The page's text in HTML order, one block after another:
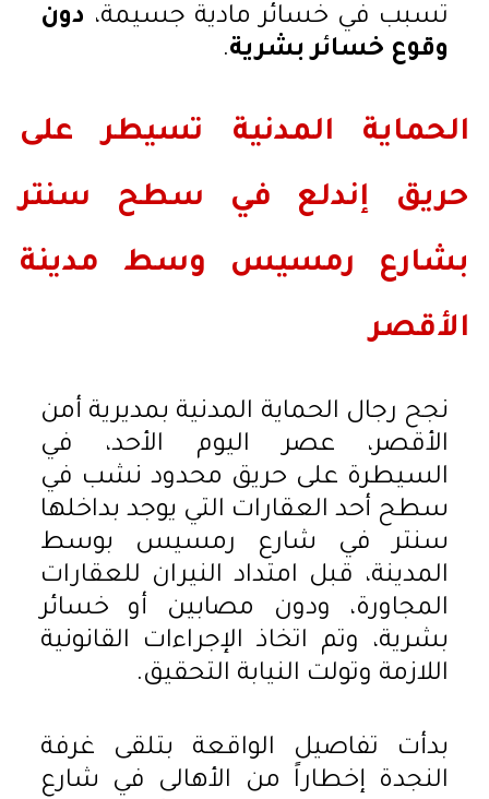
تسبب في خسائر مادية جسيمة، دون
وقوع خسائر بشرية.
الحماية المدنية تسيطر على
حريق إندلع في سطح سنتر
بشارع رمسيس وسط مدينة
الأقصر
نجح رجال الحماية المدنية بمديرية أمن
الأقصر، عصر اليوم الأحد، في
السيطرة على حريق محدود نشب في
سطح أحد العقارات التي يوجد بداخلها
سنتر في شارع رمسيس بوسط
المدينة، قبل امتداد النيران للعقارات
المجاورة، ودون مصابين أو خسائر
بشرية، وتم اتخاذ الإجراءات القانونية
اللازمة وتولت النيابة التحقيق.
بدأت تفاصيل الواقعة بتلقى غرفة
النجدة إخطاراً من الأهالى في شارع